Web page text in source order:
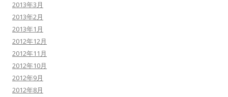
2013年3月
2013年2月
2013年1月
2012年12月
2012年11月
2012年10月
2012年9月
2012年8月